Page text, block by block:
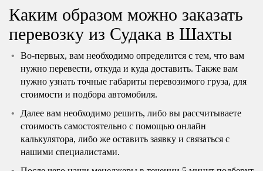
Каким образом можно заказать
перевозку из Судака в Шахты
Во-первых, вам необходимо определится с тем, что вам
нужно перевести, откуда и куда доставить. Также вам
нужно узнать точные габариты перевозимого груза, для
стоимости и подбора автомобиля.
Далее вам необходимо решить, либо вы рассчитываете
стоимость самостоятельно с помощью онлайн
калькулятора, либо же оставить заявку и связаться с
нашими специалистами.